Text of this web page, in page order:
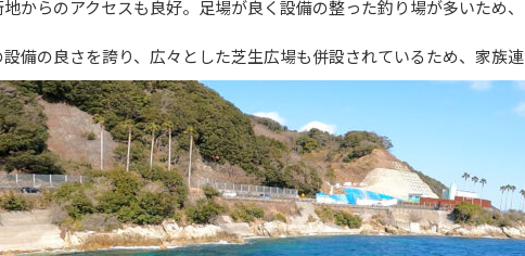
からのアクセスも良好。足場が良く設備の整った釣り場が多いため、
備の良さを誇り、広々とした芝生広場も併設されているため、家族連